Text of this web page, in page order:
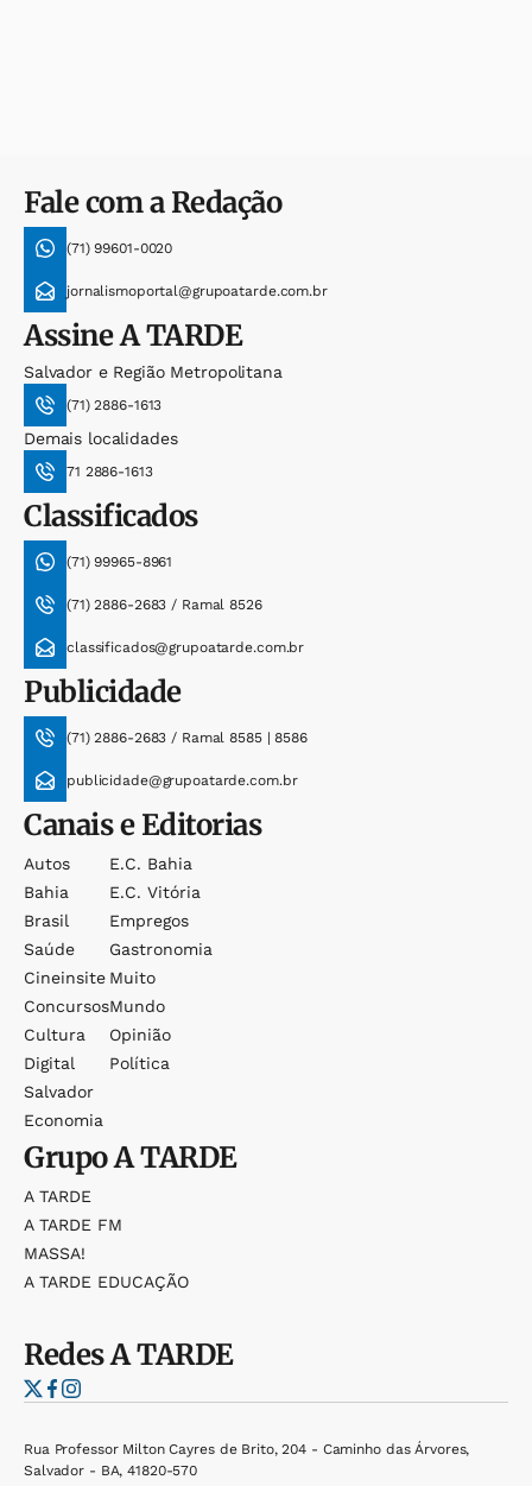
Fale com a Redação
(71) 99601-0020
jornalismoportal@grupoatarde.com.br
AssineA TARDE
Salvador e Região Metropolitana
(71) 2886-1613
Demais localidades
71 2886-1613
Classificados
(71) 99965-8961
(71) 2886-2683 / Ramal 8526
classificados@grupoatarde.com.br
Publicidade
(71) 2886-2683 / Ramal 8585 | 8586
publicidade@grupoatarde.com.br
Canais e Editorias
Autos
Bahia
Brasil
Saúde
Cineinsite
Concursos
Cultura
Digital
Salvador
Economia
E.c. Bahia
E.c. Vitória
Empregos
Gastronomia
Muito
Mundo
Opinião
Política
GrupoA TARDE
A TARDE
A TARDE FM
MASSA!
A TARDE EDUCAÇÃO
RedesA TARDE
Rua Professor Milton Cayres de Brito, 204 - Caminho das Árvores,
Salvador - BA, 41820-570